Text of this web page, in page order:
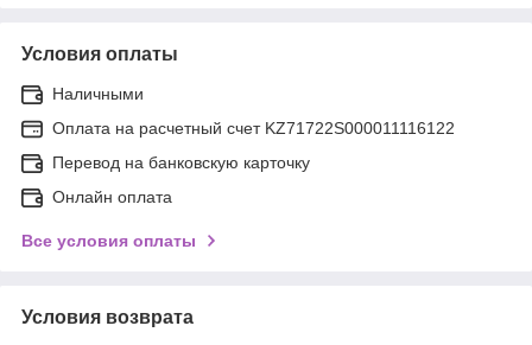
Условия оплаты
Наличными
Оплата на расчетный счет KZ71722S000011116122
Перевод на банковскую карточку
Онлайн оплата
Все условия оплаты
Условия возврата